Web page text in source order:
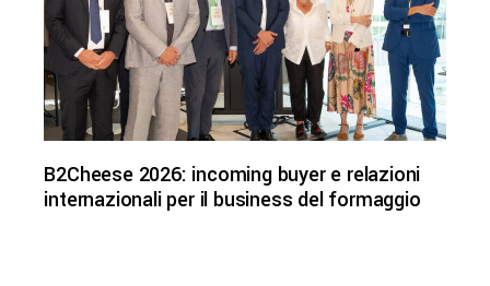
B2Cheese 2026: incoming buyer e relazioni
internazionali per il business del formaggio